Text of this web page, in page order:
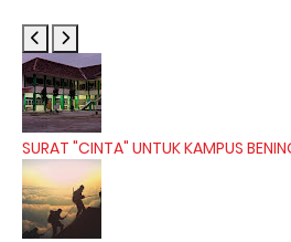
SURAT "CINTA" UNTUK KAMPUS